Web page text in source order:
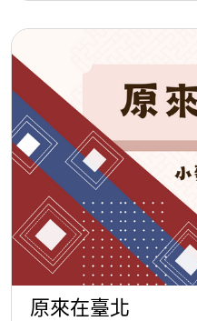
原來在臺北